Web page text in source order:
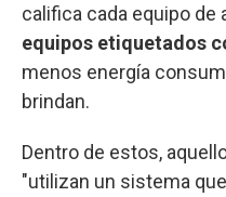
califica cada equipo de
equipos etiquetados
menos energía
brindan.
Dentro de estos,
"utilizan un sistema